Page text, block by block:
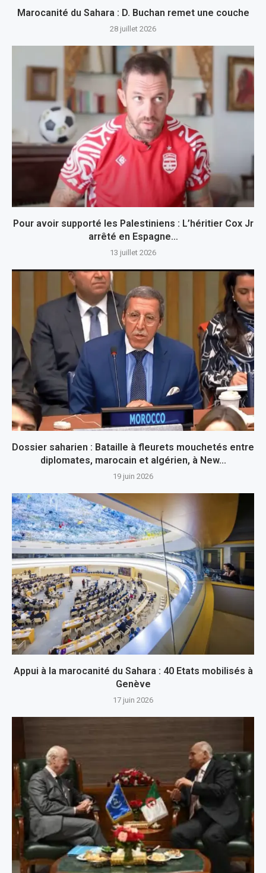
Marocanité du Sahara : D. Buchan remet une couche
28 juillet 2026
Pour avoir supporté les Palestiniens : L’héritier Cox Jr
arrêté en Espagne…
13 juillet 2026
Dossier saharien : Bataille à fleurets mouchetés entre
diplomates, marocain et algérien, à New...
19 juin 2026
Appui à la marocanité du Sahara : 40 Etats mobilisés à
Genève
17 juin 2026